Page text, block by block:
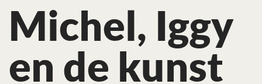
Michel, Iggy
en de kunst